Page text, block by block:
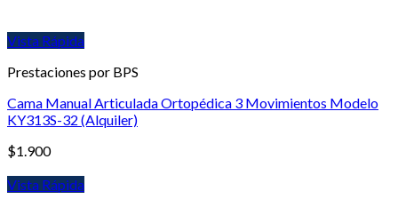
Vista Rápida
Prestaciones por BPS
Cama Manual Articulada Ortopédica 3 Movimientos Modelo
KY313S-32 (Alquiler)
$1.900
Vista Rápida